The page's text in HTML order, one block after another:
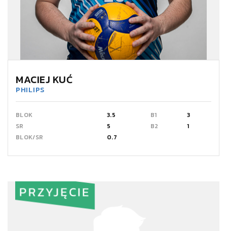
MACIEJ KUĆ
PHILIPS
BLOK 3.5 B1
3
SR
5 B2
1
BLOK/SR
0.7
PRZYJĘCIE